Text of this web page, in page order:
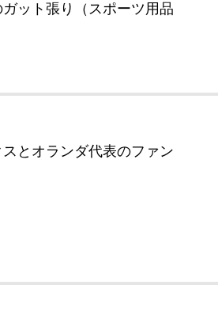
ット張り（スポーツ用品
とオランダ代表のファン